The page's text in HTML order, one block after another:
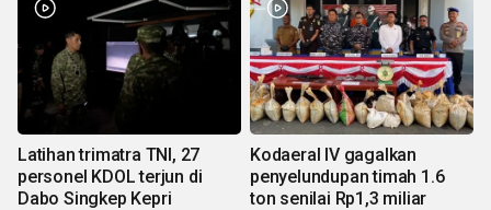
Latihan trimatra TNI, 27
personel KDOL terjun di
Dabo Singkep Kepri
Kodaeral IV gagalkan
penyelundupan timah 1.6
ton senilai Rp1,3 miliar